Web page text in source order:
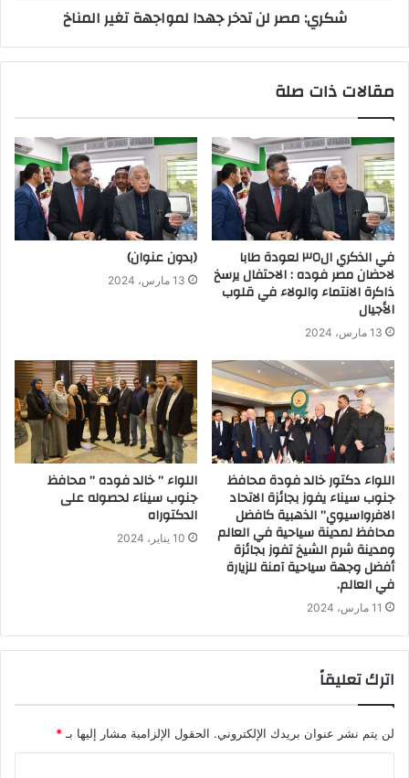
شكري: مصر لن تدخر جهدا لمواجهة تغير المناخ
مقالات ذات صلة
في الذكري ال٣٥ لعودة طابا
لاحضان مصر فوده : الاحتفال يرسخ
ذاكرة الانتماء والولاء في قلوب
الأجيال
13 مارس، 2024
(بدون عنوان)
13 مارس، 2024
اللواء دكتور خالد فودة محافظ
جنوب سيناء يفوز بجائزة الاتحاد
الافرواسيوي” الذهبية كافضل
محافظ لمدينة سياحية في العالم
ومدينة شرم الشيخ تفوز بجائزة
أفضل وجهة سياحية آمنة للزيارة
في العالم.
11 مارس، 2024
اللواء ” خالد فوده ” محافظ
جنوب سيناء لحصوله على
الدكتوراه
10 يناير، 2024
اترك تعليقاً
لن يتم نشر عنوان بريدك الإلكتروني. الحقول الإلزامية مشار إليها بـ *